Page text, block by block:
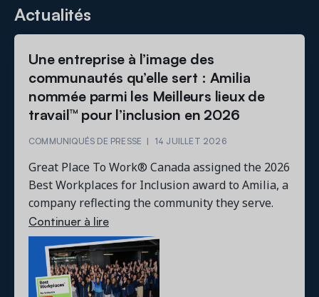
Actualités
Une entreprise à l’image des
communautés qu’elle sert : Amilia
nommée parmi les Meilleurs lieux de
travail™ pour l’inclusion en 2026
COMMUNIQUÉS DE PRESSE | 14 JUILLET 2026
Great Place To Work® Canada assigned the 2026
Best Workplaces for Inclusion award to Amilia, a
company reflecting the community they serve.
Continuer à lire